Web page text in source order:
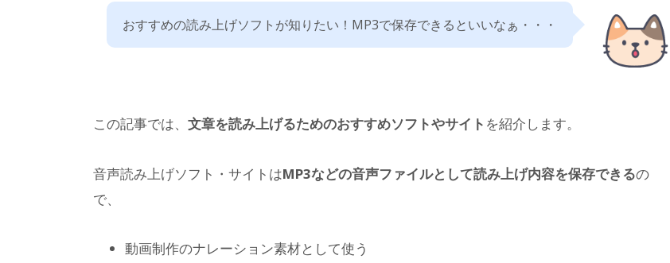
おすすめの読み上げソフトが知りたい！MP3で保存できるといいなぁ・・・
この記事では、 文章を読み上げるためのおすすめソフトやサイト を紹介します。
音声読み上げソフト・サイトはMP3などの音声ファイルとして読み上げ内容を保存できるの
で、
動画制作のナレーション素材として使う